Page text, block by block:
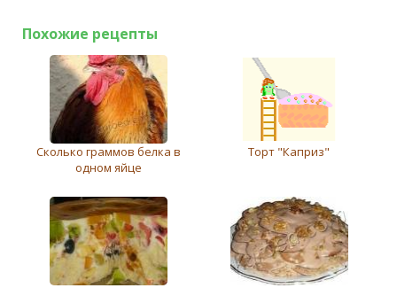
Похожие рецепты
Сколько граммов белка в
одном яйце
Торт "Каприз"